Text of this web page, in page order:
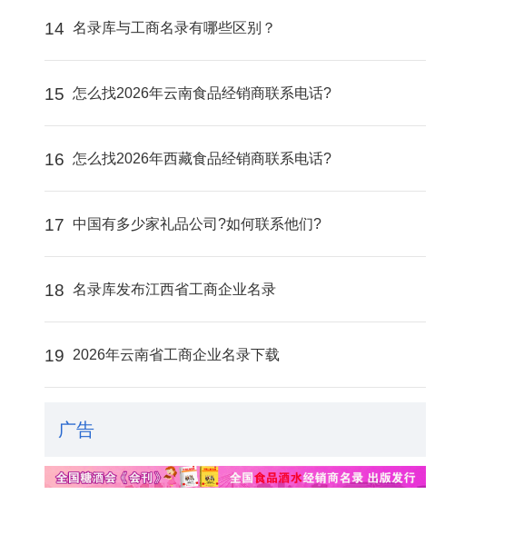
14 名录库与工商名录有哪些区别？
15 怎么找2026年云南食品经销商联系电话?
16 怎么找2026年西藏食品经销商联系电话?
17 中国有多少家礼品公司?如何联系他们?
18 名录库发布江西省工商企业名录
19 2026年云南省工商企业名录下载
广告